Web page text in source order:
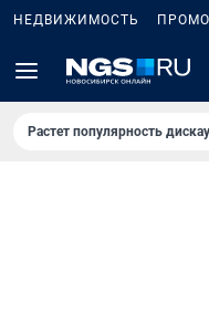
НЕДВИЖИМОСТЬ
Растет популярность